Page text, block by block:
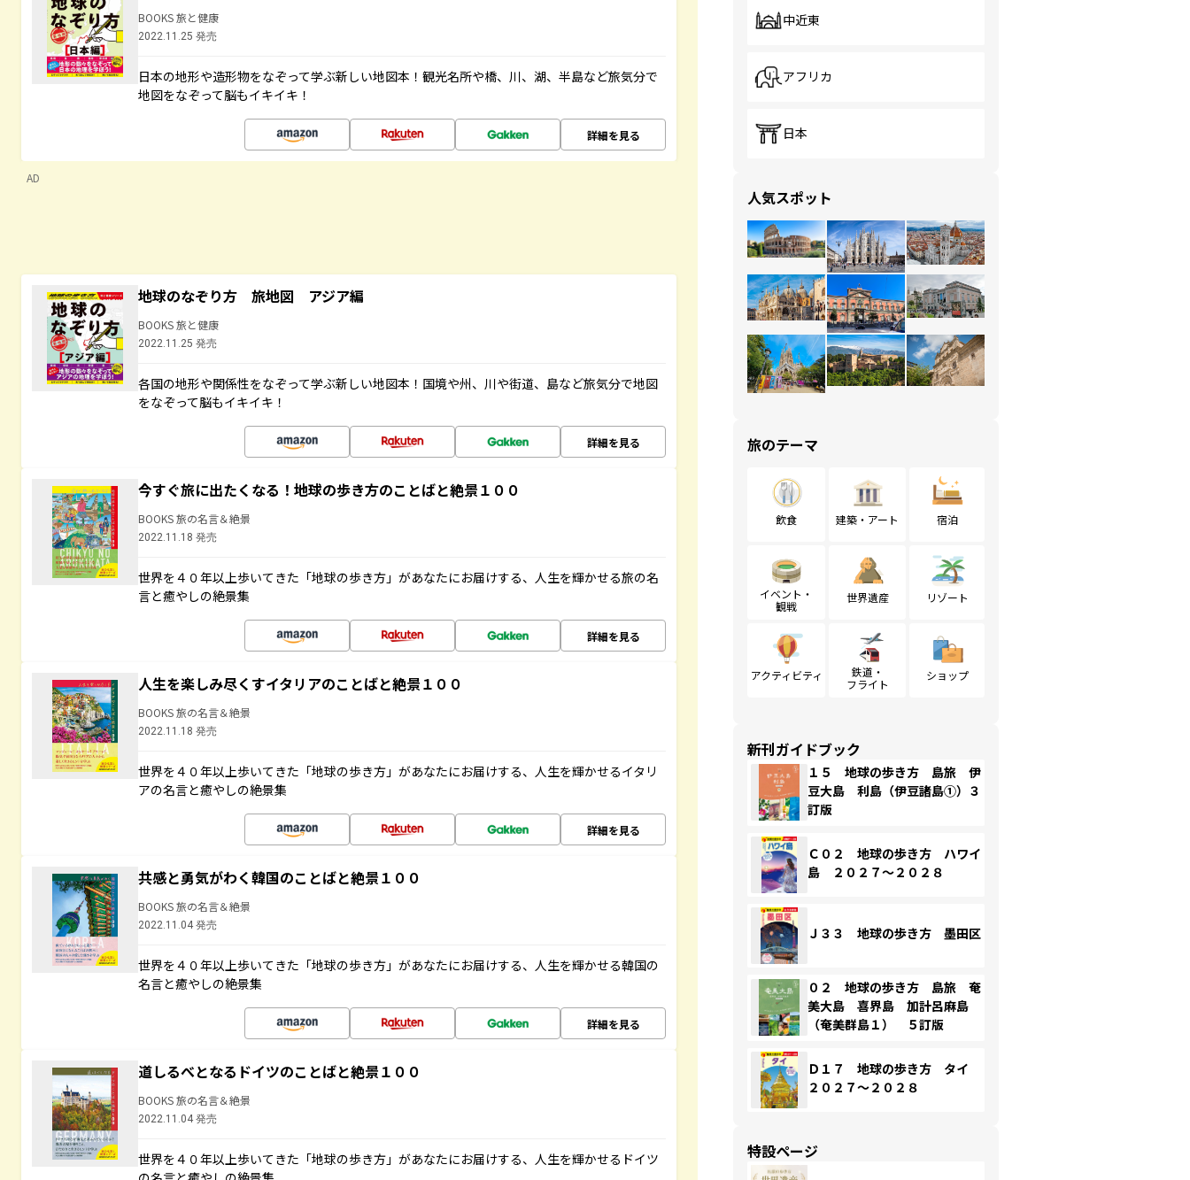
BOOKS 旅と健康
2022.11.25 発売
日本の地形や造形物をなぞって学ぶ新しい地図本！観光名所や橋、川、湖、半島など旅気分で
地図をなぞって脳もイキイキ！
詳細を見る
AD
地球のなぞり方 旅地図 アジア編
BOOKS 旅と健康
2022.11.25 発売
各国の地形や関係性をなぞって学ぶ新しい地図本！国境や州、川や街道、島など旅気分で地図
をなぞって脳もイキイキ！
詳細を見る
今すぐ旅に出たくなる！地球の歩き方のことばと絶景１００
BOOKS 旅の名言＆絶景
2022.11.18 発売
世界を４０年以上歩いてきた「地球の歩き方」があなたにお届けする、人生を輝かせる旅の名
言と癒やしの絶景集
詳細を見る
人生を楽しみ尽くすイタリアのことばと絶景１００
BOOKS 旅の名言＆絶景
2022.11.18 発売
世界を４０年以上歩いてきた「地球の歩き方」があなたにお届けする、人生を輝かせるイタリ
アの名言と癒やしの絶景集
詳細を見る
共感と勇気がわく韓国のことばと絶景１００
BOOKS 旅の名言＆絶景
2022.11.04 発売
世界を４０年以上歩いてきた「地球の歩き方」があなたにお届けする、人生を輝かせる韓国の
名言と癒やしの絶景集
詳細を見る
道しるべとなるドイツのことばと絶景１００
BOOKS 旅の名言＆絶景
2022.11.04 発売
世界を４０年以上歩いてきた「地球の歩き方」があなたにお届けする、人生を輝かせるドイツ
中近東
アフリカ
日本
人気スポット
旅のテーマ
飲食 建築・アート 宿泊
イベント・
観戦
世界遺産 リゾート
アクティビティ
鉄道・
フライト
ショップ
新刊ガイドブック
１５ 地球の歩き方 島旅 伊
豆大島 利島（伊豆諸島①）３
訂版
Ｃ０２ 地球の歩き方 ハワイ
島 ２０２７～２０２８
Ｊ３３ 地球の歩き方 墨田区
０２ 地球の歩き方 島旅 奄
美大島 喜界島 加計呂麻島
（奄美群島１） ５訂版
Ｄ１７ 地球の歩き方 タイ
２０２７～２０２８
特設ページ